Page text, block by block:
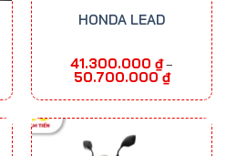
HONDA LEAD
41.300.000 ₫ –
50.700.000₫Khoảng
giá: